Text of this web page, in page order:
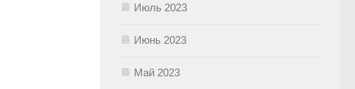
Июль 2023
Июнь 2023
Май 2023